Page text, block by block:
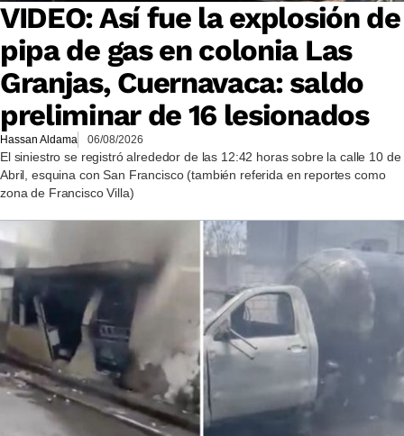
VIDEO: Así fue la explosión de
pipa de gas en colonia Las
Granjas, Cuernavaca: saldo
preliminar de 16 lesionados
Hassan Aldama 06/08/2026
El siniestro se registró alrededor de las 12:42 horas sobre la calle 10 de
Abril, esquina con San Francisco (también referida en reportes como
zona de Francisco Villa)